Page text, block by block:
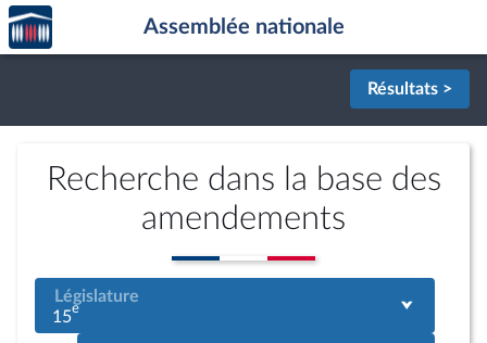
Aller au contenu
Aller en bas de la page
Accèder
à la
page
Assemblée nationale
Résultats >
Recherche dans la base des
amendements
Législature
15e